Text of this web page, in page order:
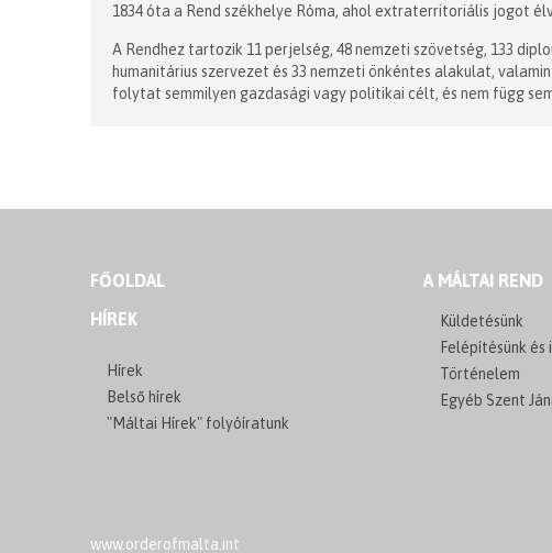
1834 óta a Rend székhelye Róma, ahol extraterritoriális jogot
A Rendhez tartozik 11 perjelség, 48 nemzeti szövetség, 133
humanitárius szervezet és 33 nemzeti önkéntes alakulat,
folytat semmilyen gazdasági vagy politikai célt, és nem függ
FŐOLDAL
HÍREK
Hírek
Belső hírek
"Máltai Hírek" folyóíratunk
A MÁLTAI REND
Küldetésünk
Felépítésünk és
Történelem
Egyéb Szent
www.orderofmalta.int